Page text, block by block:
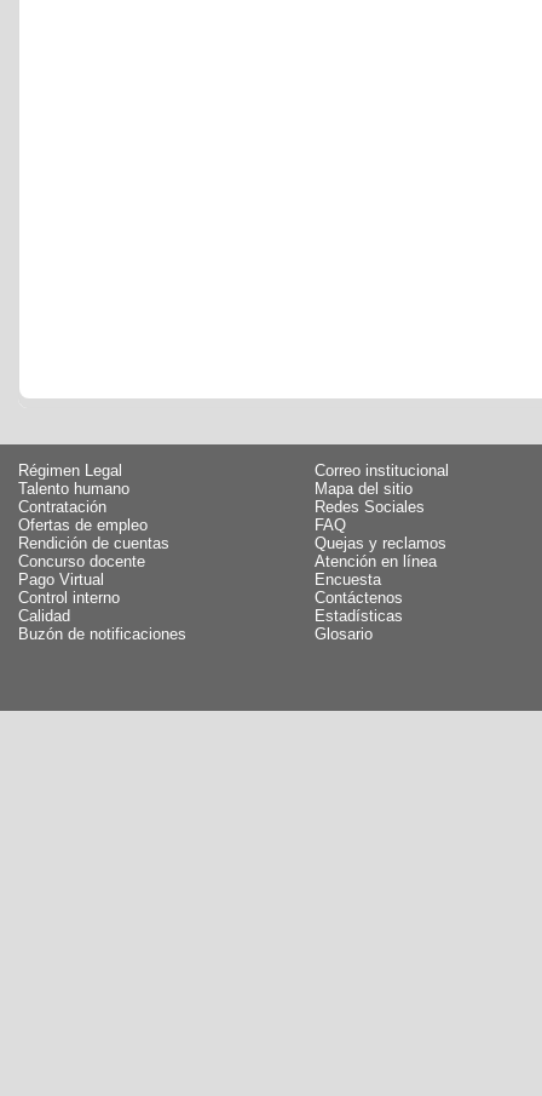
Régimen Legal
Talento humano
Contratación
Ofertas de empleo
Rendición de cuentas
Concurso docente
Pago Virtual
Control interno
Calidad
Buzón de notificaciones
Correo institucional
Mapa del sitio
Redes Sociales
FAQ
Quejas y reclamos
Atención en línea
Encuesta
Contáctenos
Estadísticas
Glosario